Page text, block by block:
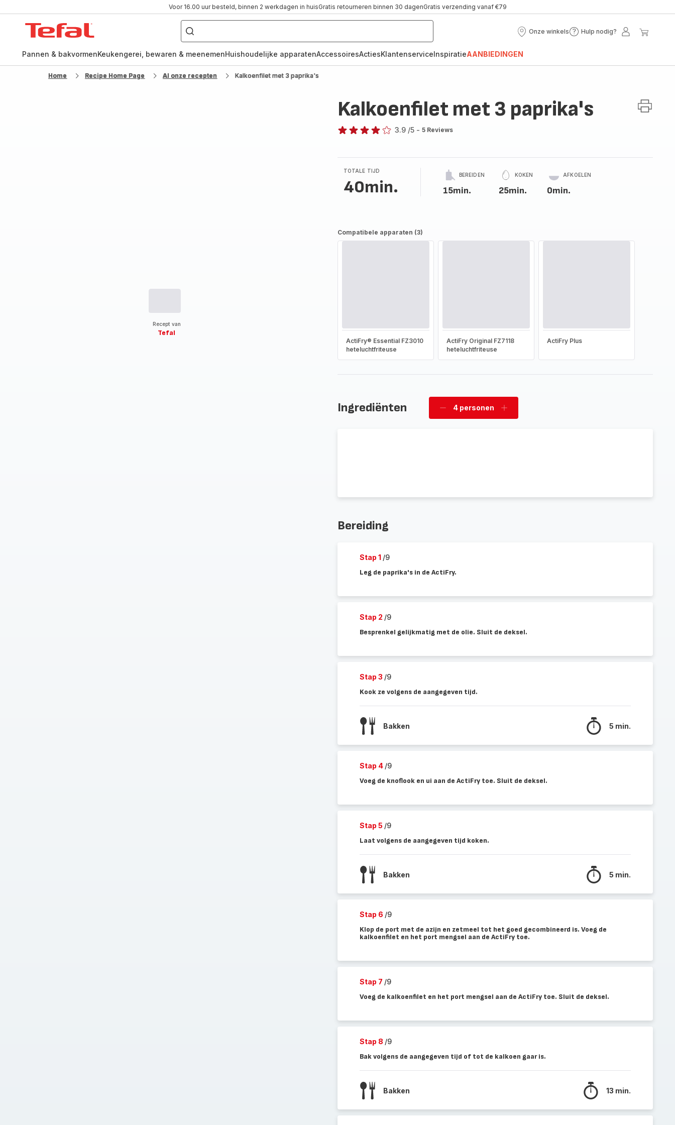
Voor 16.00 uur besteld, binnen 2 werkdagen in huisGratis retourneren binnen 30 dagenGratis verzending vanaf €79
Waar
ben
naar
Onze winkels
Onze
Hulp nodig?
Hulp
Mijn
Pannen & bakvormenKeukengerei, bewaren & meenemenHuishoudelijke apparatenAccessoiresActiesKlantenserviceInspiratieAANBIEDINGEN
Home Recipe Home Page Al onze recepten Kalkoenfilet met 3 paprika's
Recept van
Tefal
Kalkoenfilet met 3 paprika's
3.9 /5 - 5 Reviews
TOTALE TIJD
40min.
BEREIDEN
15min.
KOKEN
25min.
AFKOELEN
0min.
Compatibele apparaten (3)
ActiFry® Essential FZ3010
heteluchtfriteuse
ActiFry Original FZ7118
heteluchtfriteuse
ActiFry Plus
Ingrediënten
Verwijder
4 personen
Voeg
Bereiding
Stap 1 /9
Leg de paprika's in de ActiFry.
Stap 2 /9
Besprenkel gelijkmatig met de olie. Sluit de deksel.
Stap 3 /9
Kook ze volgens de aangegeven tijd.
Bakken 5 min.
Stap 4 /9
Voeg de knoflook en ui aan de ActiFry toe. Sluit de deksel.
Stap 5 /9
Laat volgens de aangegeven tijd koken.
Bakken 5 min.
Stap 6 /9
Klop de port met de azijn en zetmeel tot het goed gecombineerd is. Voeg de
kalkoenfilet en het port mengsel aan de ActiFry toe.
Stap 7 /9
Voeg de kalkoenfilet en het port mengsel aan de ActiFry toe. Sluit de deksel.
Stap 8 /9
Bak volgens de aangegeven tijd of tot de kalkoen gaar is.
Bakken 13 min.